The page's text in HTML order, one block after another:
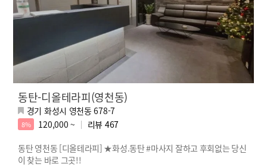
동탄-디올테라피(영천동)
경기 화성시 영천동 678-7
8% 120,000 ~ 리뷰 467
동탄 영천동 [디올테라피] ★화성.동탄 #마사지 잘하고 후회없는 당신
이 찾는 바로 그곳!!